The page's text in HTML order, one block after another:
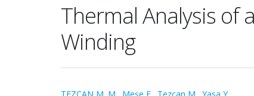
Thermal Analysis of
Winding